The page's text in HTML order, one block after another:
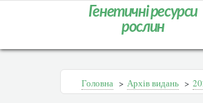
Генетичні ресурси
рослин
Головна > Архів видань >